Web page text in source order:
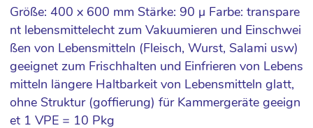
Größe: 400 x 600 mm Stärke: 90 µ Farbe: transpare
nt lebensmittelecht zum Vakuumieren und Einschwei
ßen von Lebensmitteln (Fleisch, Wurst, Salami usw)
geeignet zum Frischhalten und Einfrieren von Lebens
mitteln längere Haltbarkeit von Lebensmitteln glatt,
ohne Struktur (goffierung) für Kammergeräte geeign
et 1 VPE = 10 Pkg